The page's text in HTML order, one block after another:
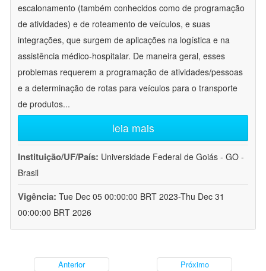
escalonamento (também conhecidos como de programação
de atividades) e de roteamento de veículos, e suas
integrações, que surgem de aplicações na logística e na
assistência médico-hospitalar. De maneira geral, esses
problemas requerem a programação de atividades/pessoas
e a determinação de rotas para veículos para o transporte
de produtos...
leia mais
Instituição/UF/País: Universidade Federal de Goiás - GO -
Brasil
Vigência: Tue Dec 05 00:00:00 BRT 2023-Thu Dec 31
00:00:00 BRT 2026
Anterior Próximo